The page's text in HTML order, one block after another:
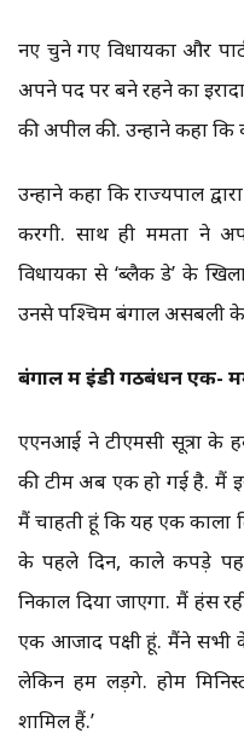
नए चुने गए विधायकों और
अपने पद पर बने रहने का
की अपील की. ​​उन्होंने कहा कि
उन्होंने कहा कि राज्यपाल
करेंगी. साथ ही ममता ने
विधायकों से ‘ब्लैक डे’ के
उनसे पश्चिम बंगाल असेंबली
बंगाल में इंडी गठबंधन एक-
एएनआई ने टीएमसी सूत्रों के
की टीम अब एक हो गई है. मैं
मैं चाहती हूं कि यह एक काला
के पहले दिन, काले कपड़े
निकाल दिया जाएगा. मैं हंस
एक आजाद पक्षी हूं. मैंने सभी
लेकिन हम लड़ेंगे. होम
शामिल हैं.’